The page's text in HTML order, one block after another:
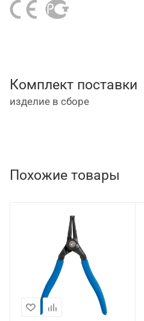
Комплект поставки
изделие в сборе
Похожие товары